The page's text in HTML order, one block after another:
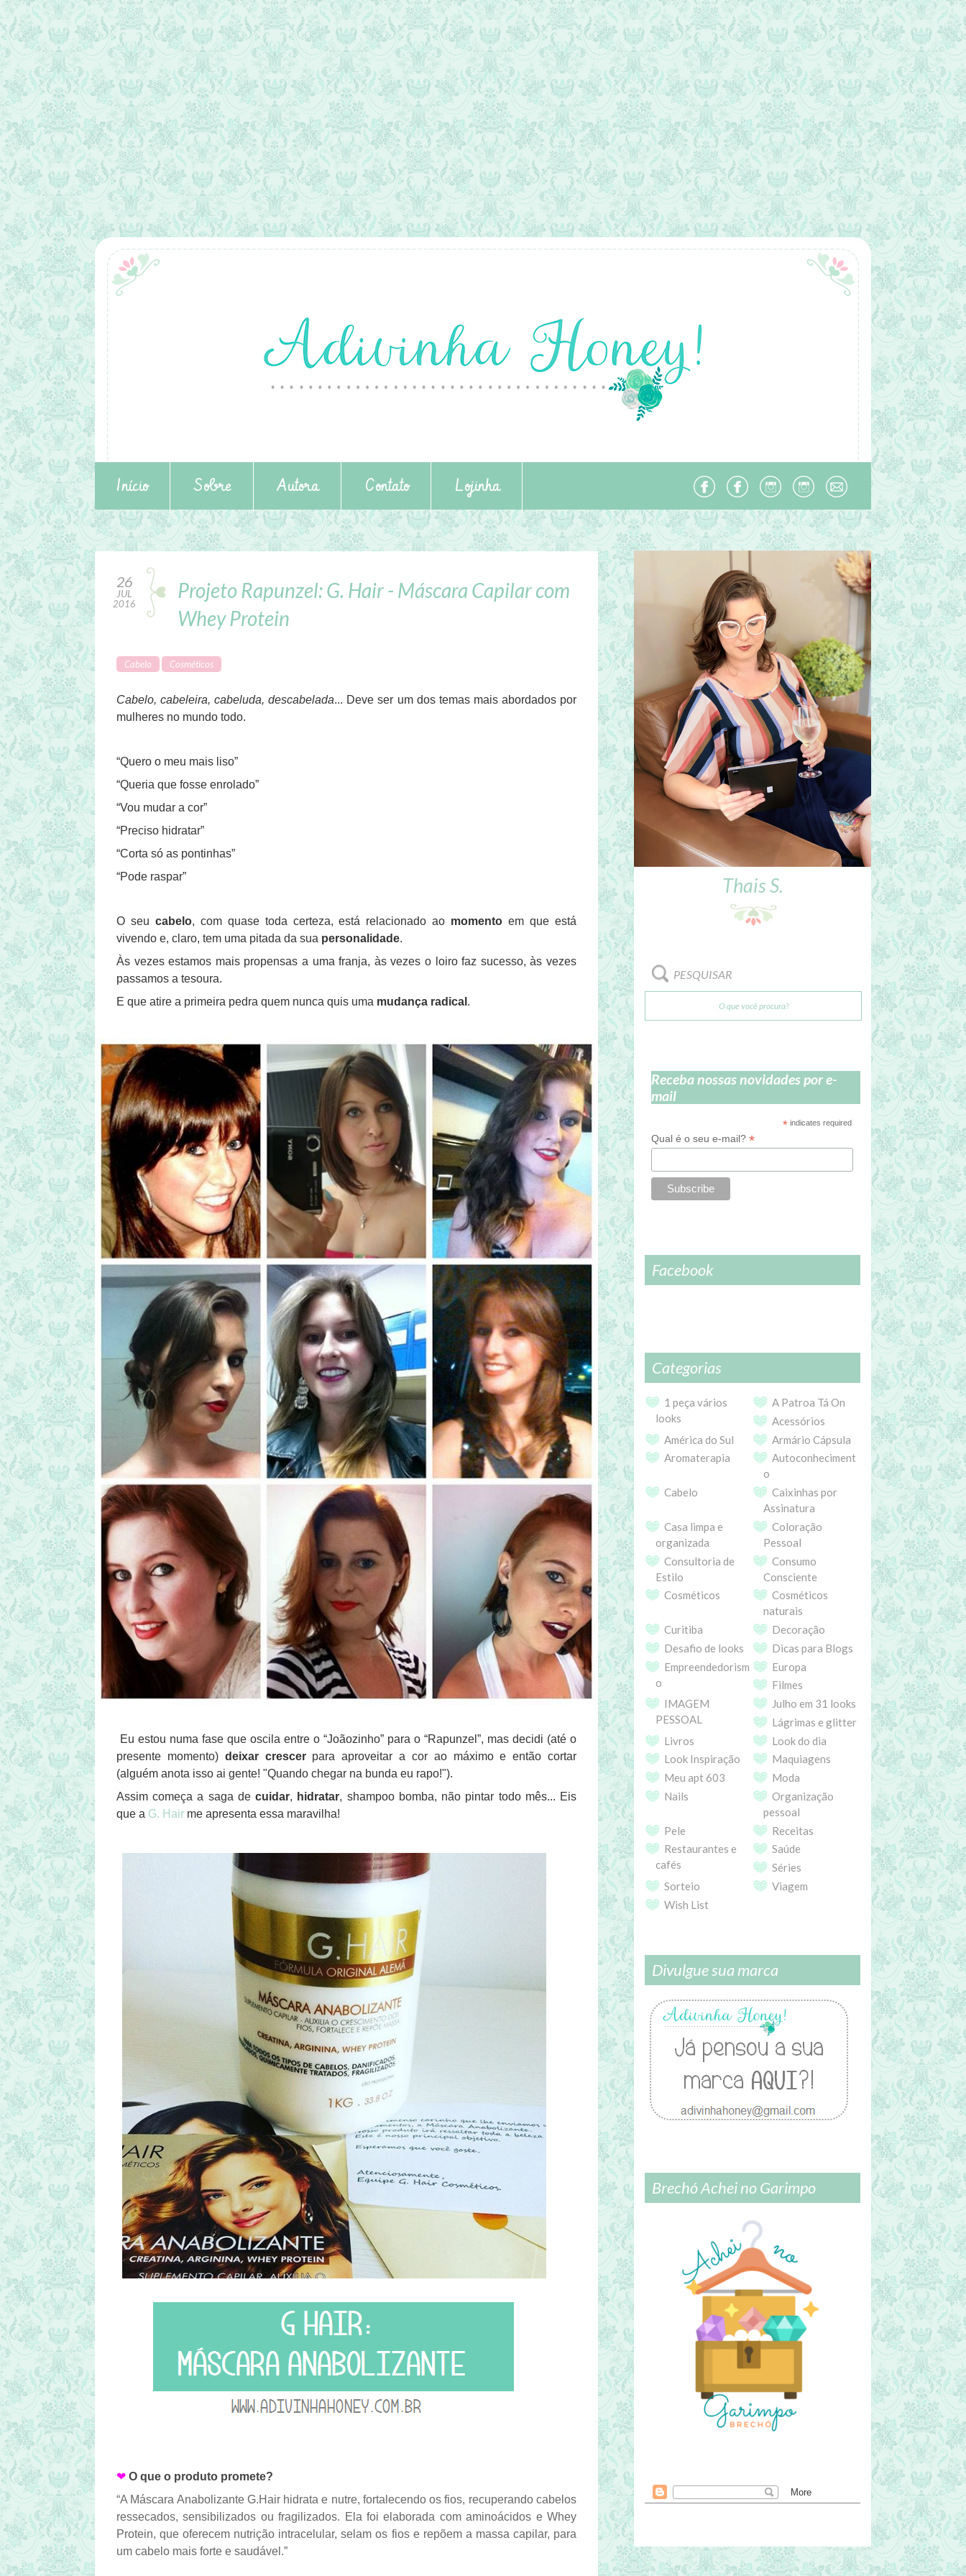
Início Sobre Autora Contato Lojinha
26
JUL
2016
Projeto Rapunzel: G. Hair - Máscara Capilar com
Whey Protein
Cabelo Cosméticos
Cabelo, cabeleira, cabeluda, descabelada... Deve ser um dos temas mais abordados por
mulheres no mundo todo.
“Quero o meu mais liso”
“Queria que fosse enrolado”
“Vou mudar a cor”
“Preciso hidratar”
“Corta só as pontinhas”
“Pode raspar”
O seu cabelo, com quase toda certeza, está relacionado ao momento em que está
vivendo e, claro, tem uma pitada da sua personalidade.
Às vezes estamos mais propensas a uma franja, às vezes o loiro faz sucesso, às vezes
passamos a tesoura.
E que atire a primeira pedra quem nunca quis uma mudança radical .
Eu estou numa fase que oscila entre o “Joãozinho” para o “Rapunzel”, mas decidi (até o
presente momento) deixar crescerpara aproveitar a cor ao máximo e então cortar
(alguém anota isso ai gente! "Quando chegar na bunda eu rapo!").
Assim começa a saga decuidar, hidratar, shampoo bomba, não pintar todo mês... Eis
que a G. Hair me apresenta essa maravilha!
❤ O que o produto promete?
“A Máscara Anabolizante G.Hair hidrata e nutre, fortalecendo os fios, recuperando cabelos
ressecados, sensibilizados ou fragilizados. Ela foi elaborada com aminoácidos e Whey
Protein, que oferecem nutrição intracelular, selam os fios e repõem a massa capilar, para
um cabelo mais forte e saudável.”
Thais S.
PESQUISAR
Receba nossas novidades por e-
mail
* indicates required
Qual é o seu e-mail? *
Facebook
Categorias
1 peça vários
looks
A Patroa Tá On
Acessórios
América do Sul
Armário Cápsula
Aromaterapia
Autoconheciment
o
Cabelo
Caixinhas por
Assinatura
Casa limpa e
organizada
Coloração
Pessoal
Consultoria de
Estilo
Consumo
Consciente
Cosméticos
Cosméticos
naturais
Curitiba
Decoração
Desafio de looks
Dicas para Blogs
Empreendedorism
o
Europa
Filmes
IMAGEM
PESSOAL
Julho em 31 looks
Lágrimas e glitter
Livros
Look do dia
Look Inspiração
Maquiagens
Meu apt 603
Moda
Nails
Organização
pessoal
Pele
Receitas
Restaurantes e
cafés
Saúde
Séries
Sorteio
Viagem
Wish List
Divulgue sua marca
Brechó Achei no Garimpo